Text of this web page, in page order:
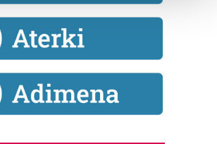
zure datu pertsonalak
zure IP zenbakia, besteak beste,
cookieak adibidez, iragarki eta eduki
eskaintzeko, iragarkiak eta edukia
buruzko informazioa biltzeko eta
Zure datuak nork eta zertarako